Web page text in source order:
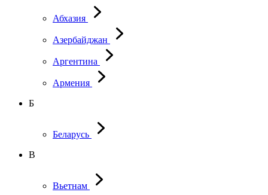
Абхазия
Азербайджан
Аргентина
Армения
Б
Беларусь
В
Вьетнам